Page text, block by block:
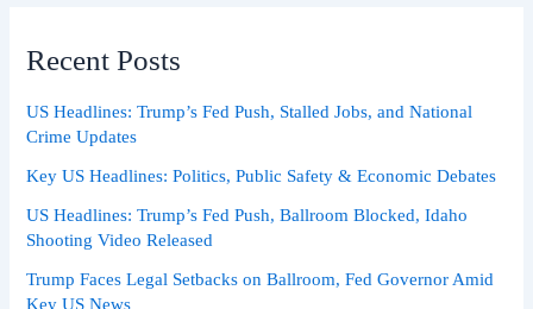
Recent Posts
US Headlines: Trump’s Fed Push, Stalled Jobs, and National
Crime Updates
Key US Headlines: Politics, Public Safety & Economic Debates
US Headlines: Trump’s Fed Push, Ballroom Blocked, Idaho
Shooting Video Released
Trump Faces Legal Setbacks on Ballroom, Fed Governor Amid
Key US News